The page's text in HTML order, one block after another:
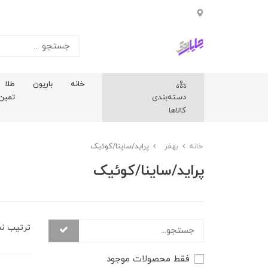
دسته‌بندی
کالاها
خانه باریون
طلا
خانه بهفر پراید/ساینا/کوئیک
پراید/ساینا/کوئیک
فقط محصولات موجود
ترتیب